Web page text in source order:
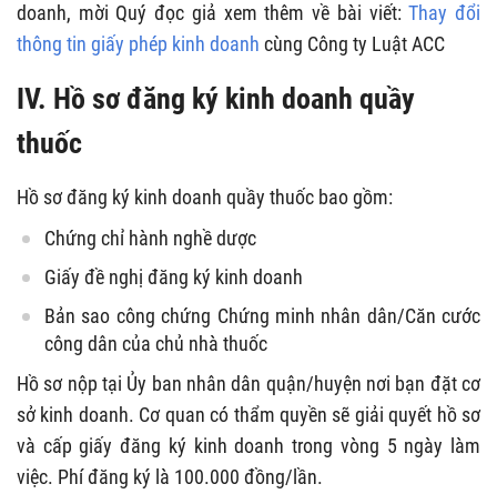
doanh, mời Quý đọc giả xem thêm về bài viết: Thay đổi
thông tin giấy phép kinh doanh cùng Công ty Luật ACC
IV. Hồ sơ đăng ký kinh doanh quầy
thuốc
Hồ sơ đăng ký kinh doanh quầy thuốc bao gồm:
Chứng chỉ hành nghề dược
Giấy đề nghị đăng ký kinh doanh
Bản sao công chứng Chứng minh nhân dân/Căn cước
công dân của chủ nhà thuốc
Hồ sơ nộp tại Ủy ban nhân dân quận/huyện nơi bạn đặt cơ
sở kinh doanh. Cơ quan có thẩm quyền sẽ giải quyết hồ sơ
và cấp giấy đăng ký kinh doanh trong vòng 5 ngày làm
việc. Phí đăng ký là 100.000 đồng/lần.